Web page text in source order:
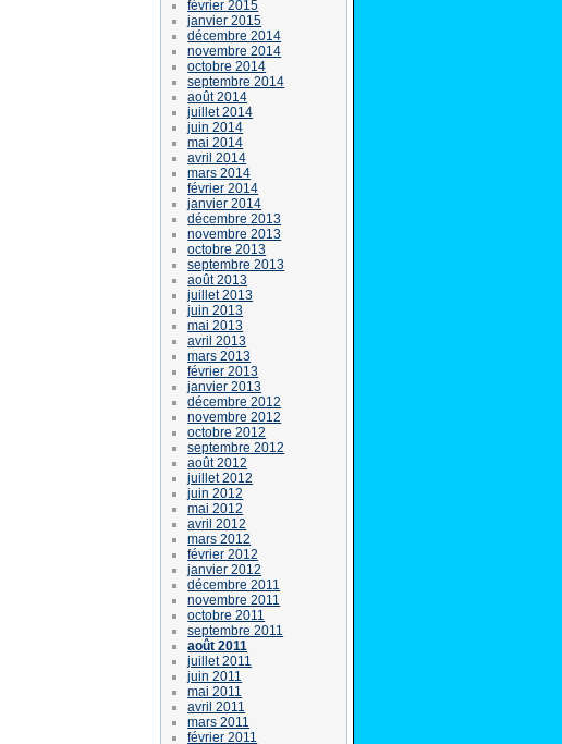
février 2015
janvier 2015
décembre 2014
novembre 2014
octobre 2014
septembre 2014
août 2014
juillet 2014
juin 2014
mai 2014
avril 2014
mars 2014
février 2014
janvier 2014
décembre 2013
novembre 2013
octobre 2013
septembre 2013
août 2013
juillet 2013
juin 2013
mai 2013
avril 2013
mars 2013
février 2013
janvier 2013
décembre 2012
novembre 2012
octobre 2012
septembre 2012
août 2012
juillet 2012
juin 2012
mai 2012
avril 2012
mars 2012
février 2012
janvier 2012
décembre 2011
novembre 2011
octobre 2011
septembre 2011
août 2011
juillet 2011
juin 2011
mai 2011
avril 2011
mars 2011
février 2011